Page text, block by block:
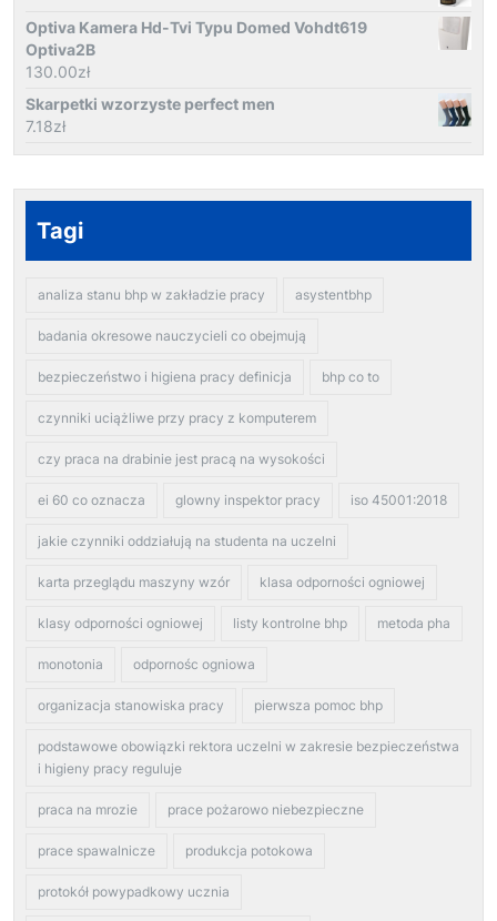
Optiva Kamera Hd-Tvi Typu Domed Vohdt619
Optiva2B
130.00zł
Skarpetki wzorzyste perfect men
7.18zł
Tagi
analiza stanu bhp w zakładzie pracy asystentbhp
badania okresowe nauczycieli co obejmują
bezpieczeństwo i higiena pracy definicja bhp co to
czynniki uciążliwe przy pracy z komputerem
czy praca na drabinie jest pracą na wysokości
ei 60 co oznacza glowny inspektor pracy iso 45001:2018
jakie czynniki oddziałują na studenta na uczelni
karta przeglądu maszyny wzór klasa odporności ogniowej
klasy odporności ogniowej listy kontrolne bhp metoda pha
monotonia odpornośc ogniowa
organizacja stanowiska pracy pierwsza pomoc bhp
podstawowe obowiązki rektora uczelni w zakresie bezpieczeństwa
i higieny pracy reguluje
praca na mrozie prace pożarowo niebezpieczne
prace spawalnicze produkcja potokowa
protokół powypadkowy ucznia